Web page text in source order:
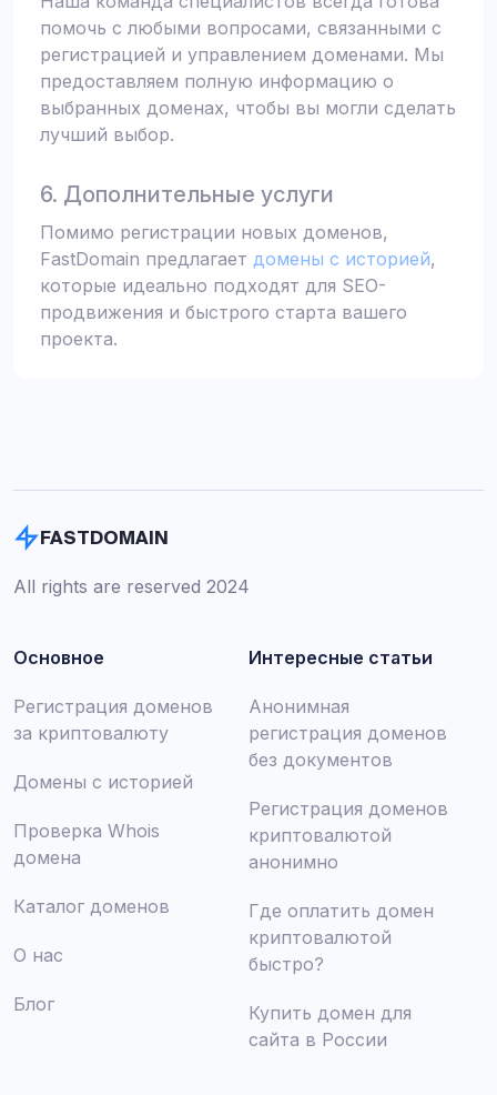
помочь с любыми вопросами, связанными с
регистрацией и управлением доменами. Мы
предоставляем полную информацию о
выбранных доменах, чтобы вы могли сделать
лучший выбор.
6. Дополнительные услуги
Помимо регистрации новых доменов,
FastDomain предлагает домены с историей,
которые идеально подходят для SEO-
продвижения и быстрого старта вашего
проекта.
FASTDOMAIN
All rights are reserved 2024
Основное
Регистрация доменов
за криптовалюту
Домены с историей
Проверка Whois
домена
Каталог доменов
О нас
Блог
Интересные статьи
Анонимная
регистрация доменов
без документов
Регистрация доменов
криптовалютой
анонимно
Где оплатить домен
криптовалютой
быстро?
Купить домен для
сайта в России